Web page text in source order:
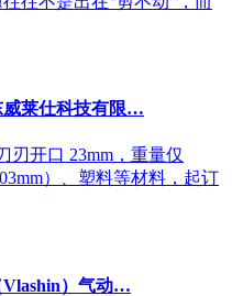
威莱仕科技有限…
刃开口 23mm，重量仅
）、塑料等材料，起订
Vlashin）气动…